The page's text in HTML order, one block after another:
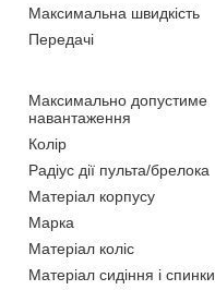
Максимальна швидкість
Передачі
Максимально допустиме
навантаження
Колір
Радіус дії пульта/брелока
Матеріал корпусу
Марка
Матеріал коліс
Матеріал сидіння і спинки